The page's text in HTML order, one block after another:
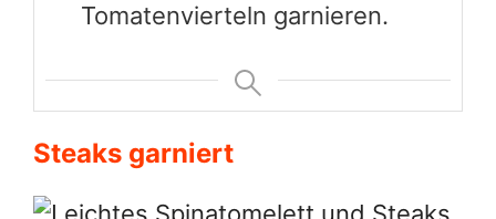
Tomatenvierteln garnieren.
Steaks garniert